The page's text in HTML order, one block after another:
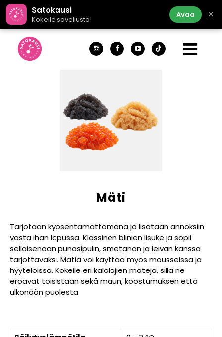
Satokausi
Kokeile sovellusta!
Avaa ×
Mäti
Tarjotaan kypsentämättömänä ja lisätään annoksiin
vasta ihan lopussa. Klassinen blinien lisuke ja sopii
sellaisenaan punasipulin, smetanan ja leivän kanssa
tarjottavaksi. Mätiä voi käyttää myös mousseissa ja
hyytelöissä. Kokeile eri kalalajien mätejä, sillä ne
eroavat toisistaan sekä maun, koostumuksen että
ulkonäön puolesta.